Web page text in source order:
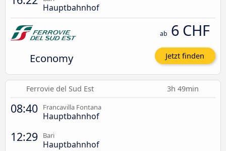
Hauptbahnhof
Economy
ab 6 CHF
Jetzt finden
Ferrovie del Sud Est 3h 49min
08:40 Francavilla Fontana
Hauptbahnhof
12:29 Bari
Hauptbahnhof